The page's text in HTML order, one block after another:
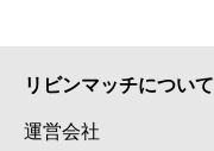
リビンマッチについて
運営会社